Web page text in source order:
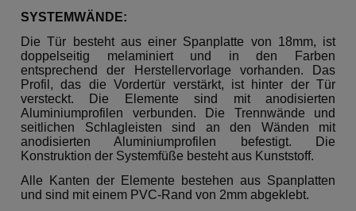
SYSTEMWÄNDE:
Die Tür besteht aus einer Spanplatte von 18mm, ist
doppelseitig melaminiert und in den Farben
entsprechend der Herstellervorlage vorhanden. Das
Profil, das die Vordertür verstärkt, ist hinter der Tür
versteckt. Die Elemente sind mit anodisierten
Aluminiumprofilen verbunden. Die Trennwände und
seitlichen Schlagleisten sind an den Wänden mit
anodisierten Aluminiumprofilen befestigt. Die
Konstruktion der Systemfüße besteht aus Kunststoff.
Alle Kanten der Elemente bestehen aus Spanplatten
und sind mit einem PVC-Rand von 2mm abgeklebt.